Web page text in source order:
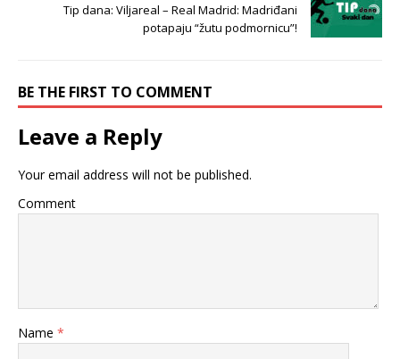
Tip dana: Viljareal – Real Madrid: Madriđani
potapaju “žutu podmornicu”!
BE THE FIRST TO COMMENT
Leave a Reply
Your email address will not be published.
Comment
Name *